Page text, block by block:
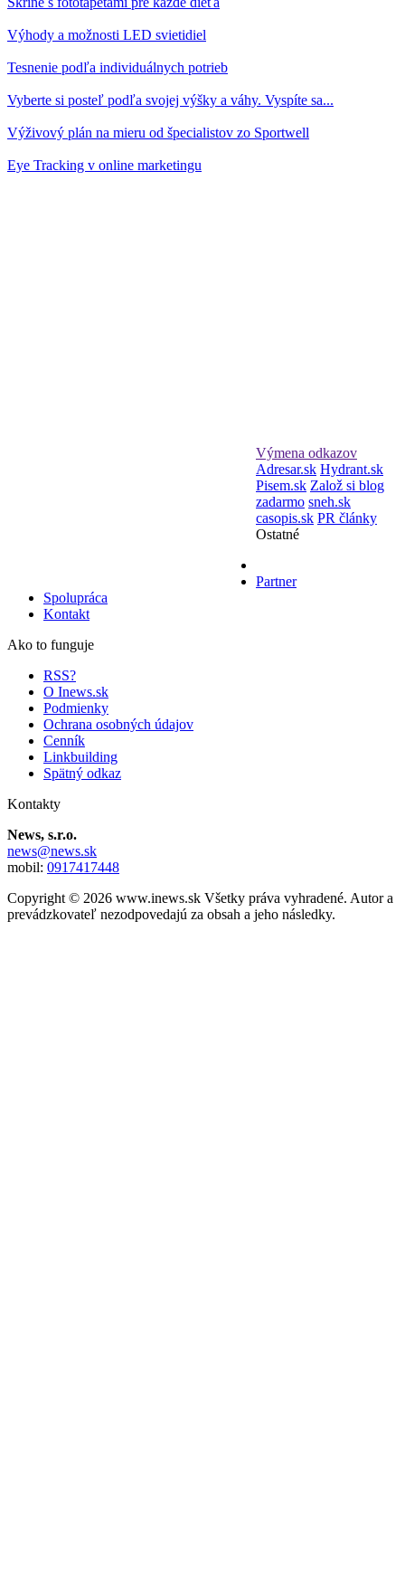
Výhody a možnosti LED svietidiel
Tesnenie podľa individuálnych potrieb
Vyberte si posteľ podľa svojej výšky a váhy. Vyspíte sa...
Výživový plán na mieru od špecialistov zo Sportwell
Eye Tracking v online marketingu
Výmena odkazov
Adresar.sk Hydrant.sk
Pisem.sk Založ si blog
zadarmo sneh.sk
casopis.sk PR články
Ostatné
Partner
Spolupráca
Kontakt
Ako to funguje
RSS?
O Inews.sk
Podmienky
Ochrana osobných údajov
Cenník
Linkbuilding
Spätný odkaz
Kontakty
News, s.r.o.
news@news.sk
mobil: 0917417448
Copyright © 2026 www.inews.sk Všetky práva vyhradené. Autor a
prevádzkovateľ nezodpovedajú za obsah a jeho následky.